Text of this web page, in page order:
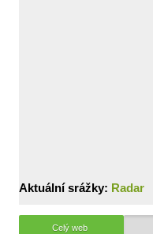
Aktuální srážky: Radar
Celý web